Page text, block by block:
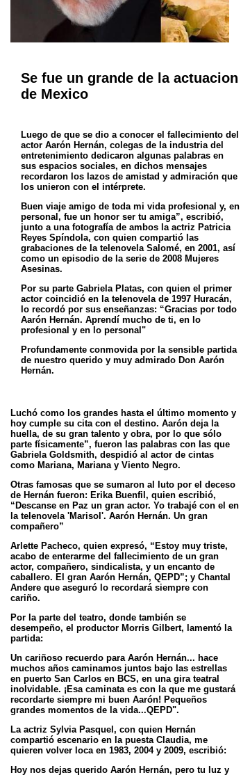
Se fue un grande de la actuacion
de Mexico
Luego de que se dio a conocer el fallecimiento del
actor Aarón Hernán, colegas de la industria del
entretenimiento dedicaron algunas palabras en
sus espacios sociales, en dichos mensajes
recordaron los lazos de amistad y admiración que
los unieron con el intérprete.
Buen viaje amigo de toda mi vida profesional y, en
personal, fue un honor ser tu amiga”, escribió,
junto a una fotografía de ambos la actriz Patricia
Reyes Spíndola, con quien compartió las
grabaciones de la telenovela Salomé, en 2001, así
como un episodio de la serie de 2008 Mujeres
Asesinas.
Por su parte Gabriela Platas, con quien el primer
actor coincidió en la telenovela de 1997 Huracán,
lo recordó por sus enseñanzas: “Gracias por todo
Aarón Hernán. Aprendí mucho de ti, en lo
profesional y en lo personal"
Profundamente conmovida por la sensible partida
de nuestro querido y muy admirado Don Aarón
Hernán.
Luchó como los grandes hasta el último momento y
hoy cumple su cita con el destino. Aarón deja la
huella, de su gran talento y obra, por lo que sólo
parte físicamente”, fueron las palabras con las que
Gabriela Goldsmith, despidió al actor de cintas
como Mariana, Mariana y Viento Negro.
Otras famosas que se sumaron al luto por el deceso
de Hernán fueron: Erika Buenfil, quien escribió,
“Descanse en Paz un gran actor. Yo trabajé con el en
la telenovela 'Marisol'. Aarón Hernán. Un gran
compañero”
Arlette Pacheco, quien expresó, “Estoy muy triste,
acabo de enterarme del fallecimiento de un gran
actor, compañero, sindicalista, y un encanto de
caballero. El gran Aarón Hernán, QEPD”; y Chantal
Andere que aseguró lo recordará siempre con
cariño.
Por la parte del teatro, donde también se
desempeño, el productor Morris Gilbert, lamentó la
partida:
Un cariñoso recuerdo para Aarón Hernán... hace
muchos años caminamos juntos bajo las estrellas
en puerto San Carlos en BCS, en una gira teatral
inolvidable. ¡Esa caminata es con la que me gustará
recordarte siempre mi buen Aarón! Pequeños
grandes momentos de la vida...QEPD".
La actriz Sylvia Pasquel, con quien Hernán
compartió escenario en la puesta Claudia, me
quieren volver loca en 1983, 2004 y 2009, escribió:
Hoy nos dejas querido Aarón Hernán, pero tu luz y